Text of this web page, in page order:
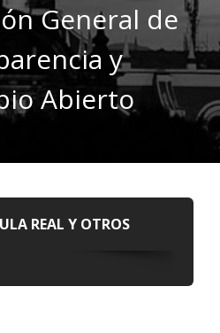
General de
y
Abierto
REAL Y OTROS